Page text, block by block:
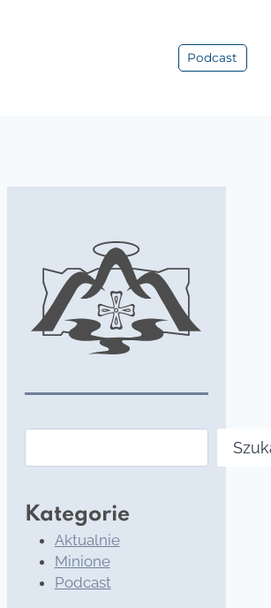
Podcast
Kategorie
Aktualnie
Minione
Podcast